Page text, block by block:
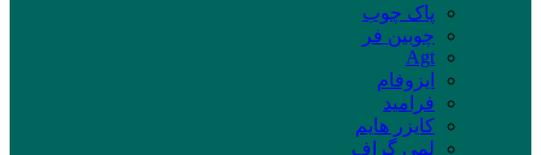
پاک چوب
چوبین فر
Agt
ایزوفام
فرامید
کایزر هایم
لمی گراف